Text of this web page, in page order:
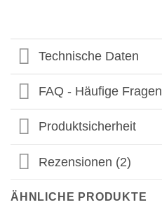
Technische Daten
FAQ - Häufige Fragen
Produktsicherheit
Rezensionen (2)
ÄHNLICHE PRODUKTE